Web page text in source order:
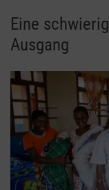
Eine
Ausgang